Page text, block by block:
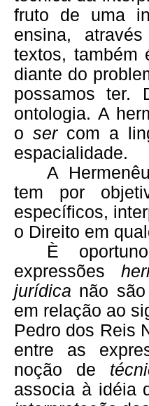
fruto de uma
ensina,
textos, também
diante do
possamos
ontologia. A
osercom a
espacialidade.
A
tem por
específicos,
o Direito em
È
expressões
jurídica não
em relação ao
Pedro dos Reis
entre as
noção de
associa à idéia